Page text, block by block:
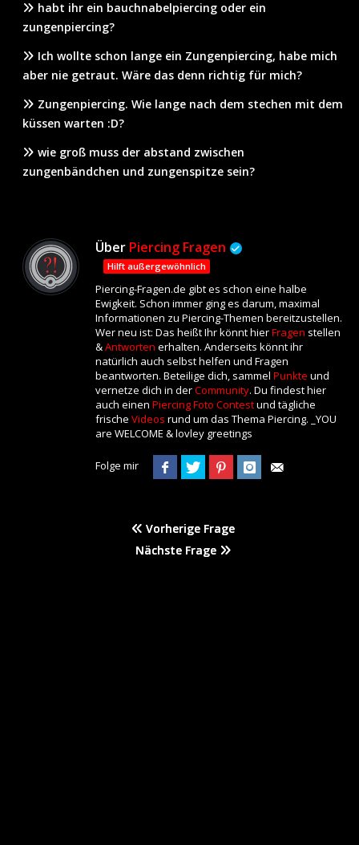
habt ihr ein bauchnabelpiercing oder ein
zungenpiercing?
Ich wollte schon lange ein Zungenpiercing, habe mich
aber nie getraut. Wäre das denn richtig für mich?
Zungenpiercing. Wie lange nach dem stechen mit dem
küssen warten :D?
wie groß muss der abstand zwischen
zungenbändchen und zungenspitze sein?
Über Piercing Fragen
Hilft außergewöhnlich
Piercing-Fragen.de gibt es schon eine halbe
Ewigkeit. Schon immer ging es darum, maximal
Informationen zu Piercing-Themen bereitzustellen.
Wer neu ist: Das heißt Ihr könnt hierFragen stellen
&Antworten erhalten. Anderseits könnt ihr
natürlich auch selbst helfen und Fragen
beantworten. Beteilige dich, sammel Punkte und
vernetze dich in derCommunity. Du findest hier
auch einen Piercing Foto Contestund tägliche
frische Videos rund um das Thema Piercing. _YOU
are WELCOME & lovley greetings
Folge mir
Vorherige Frage
Nächste Frage